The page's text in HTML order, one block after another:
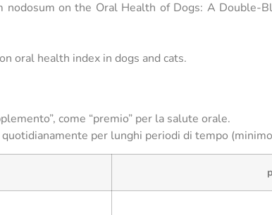
on the Oral Health of Dogs: A Double-
oral health index in dogs and cats.
come “premio” per la salute orale.
per lunghi periodi di tempo